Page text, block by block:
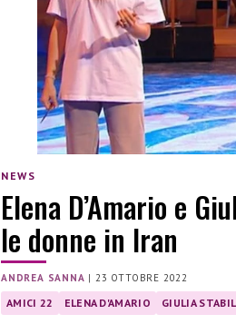
NEWS
Elena D’Amario e
le donne in Iran
ANDREA SANNA |23 OTTOBRE 2022
AMICI 22 ELENA D'AMARIO GIULIA